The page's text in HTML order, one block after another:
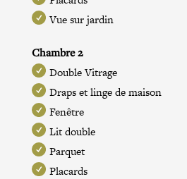
Vue sur jardin
Chambre 2
Double Vitrage
Draps et linge de maison
Fenêtre
Lit double
Parquet
Placards